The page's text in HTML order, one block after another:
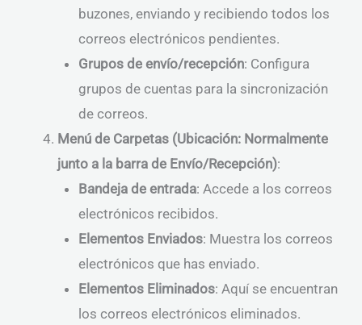
buzones, enviando y recibiendo todos los
correos electrónicos pendientes.
Grupos de envío/recepción: Configura
grupos de cuentas para la sincronización
de correos.
Menú de Carpetas (Ubicación: Normalmente
junto a la barra de Envío/Recepción):
Bandeja de entrada: Accede a los correos
electrónicos recibidos.
Elementos Enviados: Muestra los correos
electrónicos que has enviado.
Elementos Eliminados: Aquí se encuentran
los correos electrónicos eliminados.